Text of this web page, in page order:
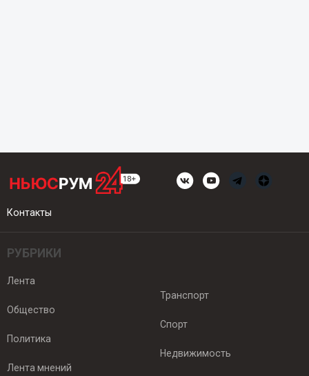
Контакты
РУБРИКИ
Лента
Общество
Политика
Лента мнений
Транспорт
Спорт
Недвижимость